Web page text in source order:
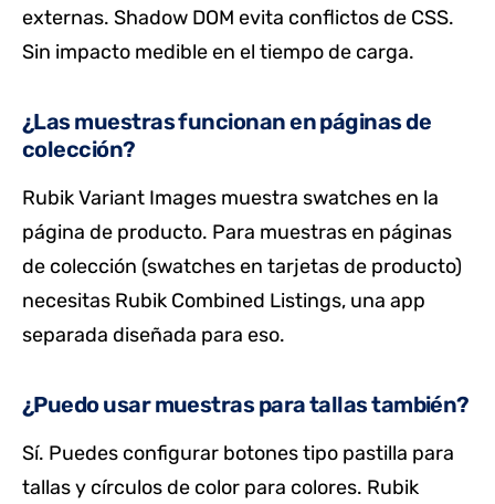
externas. Shadow DOM evita conflictos de CSS.
Sin impacto medible en el tiempo de carga.
¿Las muestras funcionan en páginas de
colección?
Rubik Variant Images muestra swatches en la
página de producto. Para muestras en páginas
de colección (swatches en tarjetas de producto)
necesitas Rubik Combined Listings, una app
separada diseñada para eso.
¿Puedo usar muestras para tallas también?
Sí. Puedes configurar botones tipo pastilla para
tallas y círculos de color para colores. Rubik